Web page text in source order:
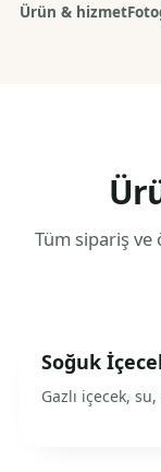
Ürün & hizmet
Tüm sipariş
Soğuk
Gazlı içecek,